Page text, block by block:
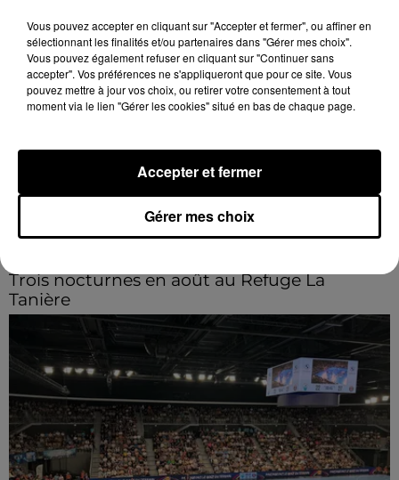
Trois nocturnes en août au Refuge La
Tanière
Vous pouvez accepter en cliquant sur "Accepter et fermer", ou affiner en
sélectionnant les finalités et/ou partenaires dans "Gérer mes choix".
Vous pouvez également refuser en cliquant sur "Continuer sans
accepter". Vos préférences ne s'appliqueront que pour ce site. Vous
pouvez mettre à jour vos choix, ou retirer votre consentement à tout
moment via le lien "Gérer les cookies" situé en bas de chaque page.
Gérer mes choix
Accepter et fermer